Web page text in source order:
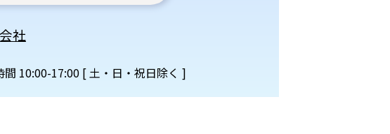
社
間 10:00-17:00 [ ⼟‧⽇‧祝⽇除く ]